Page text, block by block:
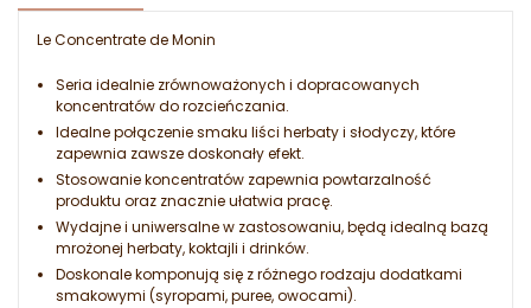
Le Concentrate de Monin
Seria idealnie zrównoważonych i dopracowanych
koncentratów do rozcieńczania.
Idealne połączenie smaku liści herbaty i słodyczy, które
zapewnia zawsze doskonały efekt.
Stosowanie koncentratów zapewnia powtarzalność
produktu oraz znacznie ułatwia pracę.
Wydajne i uniwersalne w zastosowaniu, będą idealną bazą
mrożonej herbaty, koktajli i drinków.
Doskonale komponują się z różnego rodzaju dodatkami
smakowymi (syropami, puree, owocami).